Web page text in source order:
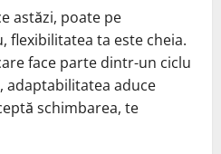
astăzi, poate pe
flexibilitatea ta este cheia.
face parte dintr-un ciclu
adaptabilitatea aduce
schimbarea, te